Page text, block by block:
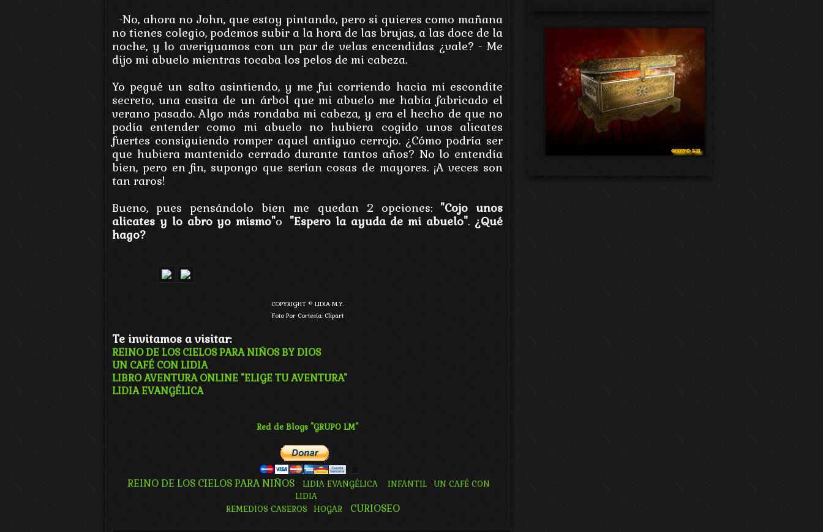
-No, ahora no John, que estoy pintando, pero si quieres como mañana
no tienes colegio, podemos subir a la hora de las brujas, a las doce de la
noche, y lo averiguamos con un par de velas encendidas ¿vale? - Me
dijo mi abuelo mientras tocaba los pelos de mi cabeza.
Yo pegué un salto asintiendo, y me fui corriendo hacia mi escondite
secreto, una casita de un árbol que mi abuelo me había fabricado el
verano pasado. Algo más rondaba mi cabeza, y era el hecho de que no
podía entender como mi abuelo no hubiera cogido unos alicates
fuertes consiguiendo romper aquel antiguo cerrojo. ¿Cómo podría ser
que hubiera mantenido cerrado durante tantos años? No lo entendía
bien, pero en fin, supongo que serían cosas de mayores. ¡A veces son
tan raros!
Bueno, pues pensándolo bien me quedan 2 opciones: "Cojo unos
alicates y lo abro yo mismo"o "Espero la ayuda de mi abuelo". ¿Qué
hago?
COPYRIGHT © LIDIA M.Y.
Foto Por Cortesía: Clipart
Te invitamos a visitar:
REINO DE LOS CIELOS PARA NIÑOS BY DIOS
UN CAFÉ CON LIDIA
LIBRO AVENTURA ONLINE "ELIGE TU AVENTURA"
LIDIA EVANGÉLICA
Red de Blogs "GRUPO LM"
REINO DE LOS CIELOS PARA NIÑOS LIDIA EVANGÉLICA INFANTIL
UN CAFÉ CON
LIDIA
REMEDIOS CASEROS
HOGAR CURIOSEO